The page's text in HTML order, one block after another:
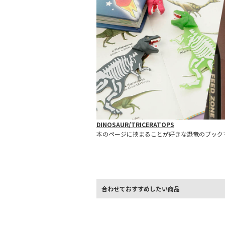
DINOSAUR/TRICERATOPS
本のページに挟まることが好きな恐竜のブック
合わせておすすめしたい商品